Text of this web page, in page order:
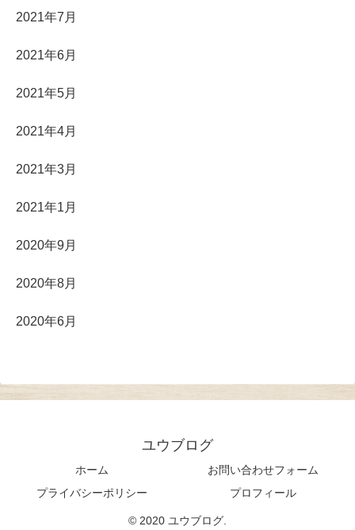
2021年7月
2021年6月
2021年5月
2021年4月
2021年3月
2021年1月
2020年9月
2020年8月
2020年6月
ユウブログ
ホーム
お問い合わせフォーム
プライバシーポリシー
プロフィール
© 2020 ユウブログ.